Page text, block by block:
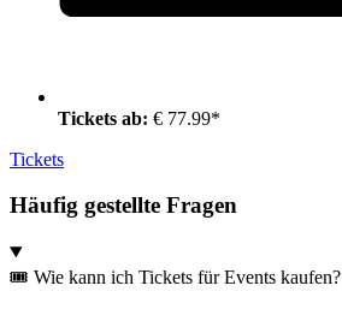
Tickets ab: € 77.99*
Tickets
Häufig gestellte Fragen
🎟️ Wie kann ich Tickets für Events kaufen?